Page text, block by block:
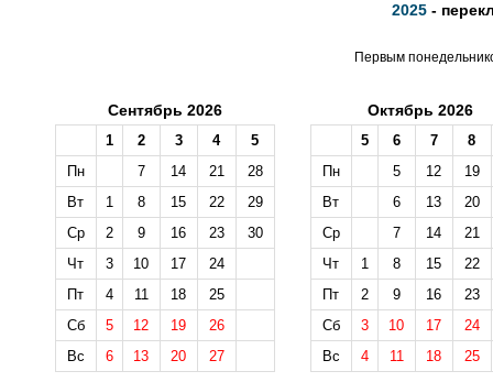
2025 -
Первым
Сентябрь 2026
1 2 3 4
5
Пн
7 14 21
28
Вт
1 8 15 22
29
Ср
2 9 16 23
30
Чт
3 10 17
24
Пт
4 11 18
25
Сб
5 12 19
26
Вс
6 13 20 27
Октябрь 2026
5 6 7
8
Пн
5 12
19
Вт
6 13
20
Ср
7 14
21
Чт
1 8 15
22
Пт
2 9 16
23
Сб
3 10 17
24
Вс
4 11 18 25